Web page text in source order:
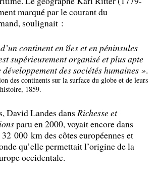
marqué par le courant du
soulignait :
continent en îles et en péninsules
supérieurement organisé et plus apte
des sociétés humaines ».
des continents sur la surface du globe et de leurs
1859.
David Landes dans Richesse et
paru en 2000, voyait encore dans
000 km des côtes européennes et
qu’elle permettait l’origine de la
occidentale.